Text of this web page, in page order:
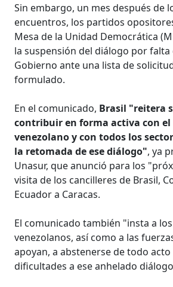
Sin embargo, un mes después de
encuentros, los partidos
Mesa de la Unidad Democrática
la suspensión del diálogo por
Gobierno ante una lista de
formulado.
En el comunicado, Brasil "reitera
contribuir en forma activa con el
venezolano y con todos los
la retomada de ese diálogo", ya
Unasur, que anunció para los
visita de los cancilleres de Brasil,
Ecuador a Caracas.
El comunicado también "insta a
venezolanos, así como a las
apoyan, a abstenerse de todo
dificultades a ese anhelado